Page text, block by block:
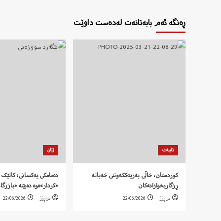
ڕەنگە ئەم بابەتانەت لەدەست داوێت
تایبەت
کوردستان، خاڵی بەریەککەوتنی خەباتە
ڕزگاریخوازانەکان
دواڕۆژ 22/06/2026
ژنان
دەمامکی یەکسانی:
«کردار»ەوە دەبێتە
دواڕۆژ 22/06/2026